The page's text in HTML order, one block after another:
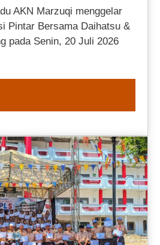
AKN Marzuqi menggelar
Pintar Bersama Daihatsu &
pada Senin, 20 Juli 2026